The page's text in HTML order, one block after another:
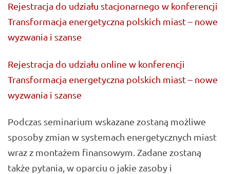
Rejestracja do udziału stacjonarnego w konferencji
Transformacja energetyczna polskich miast – nowe
wyzwania i szanse
Rejestracja do udziału online w konferencji
Transformacja energetyczna polskich miast – nowe
wyzwania i szanse
Podczas seminarium wskazane zostaną możliwe
sposoby zmian w systemach energetycznych miast
wraz z montażem finansowym. Zadane zostaną
także pytania, w oparciu o jakie zasoby i